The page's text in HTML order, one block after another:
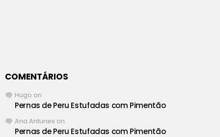
COMENTÁRIOS
Hugo on
Pernas de Peru Estufadas com Pimentão
Ana Antunes on
Pernas de Peru Estufadas com Pimentão